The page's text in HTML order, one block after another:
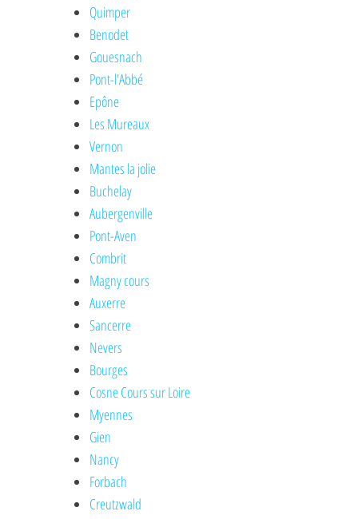
Quimper
Benodet
Gouesnach
Pont-l'Abbé
Epône
Les Mureaux
Vernon
Mantes la jolie
Buchelay
Aubergenville
Pont-Aven
Combrit
Magny cours
Auxerre
Sancerre
Nevers
Bourges
Cosne Cours sur Loire
Myennes
Gien
Nancy
Forbach
Creutzwald